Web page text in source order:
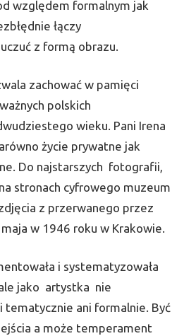
względem formalnym jak
łączy
z formą obrazu.
zachować w pamięci
polskich
wieku. Pani Irena
życie prywatne jak
Do najstarszych fotografii,
stronach cyfrowego muzeum
z przerwanego przez
w 1946 roku w Krakowie.
i systematyzowała
jako artystka nie
tematycznie ani formalnie. Być
a może temperament